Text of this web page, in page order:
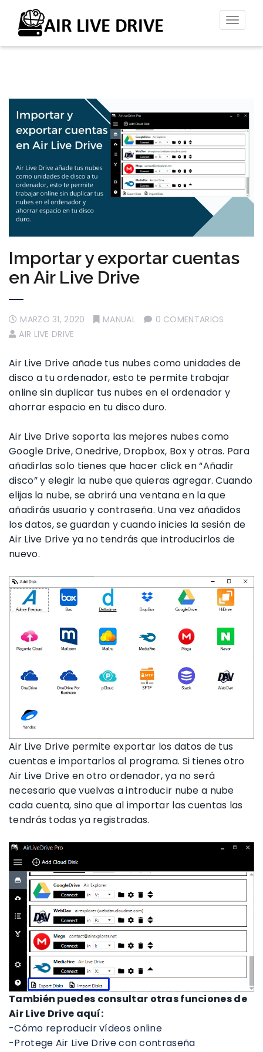
Importar y exportar cuentas
en Air Live Drive
MARZO 31, 2020 MANUAL
0 COMENTARIOS
AIR LIVE DRIVE
Air Live Drive añade tus nubes como unidades de
disco a tu ordenador, esto te permite trabajar
online sin duplicar tus nubes en el ordenador y
ahorrar espacio en tu disco duro.
Air Live Drive soporta las mejores nubes como
Google Drive, Onedrive, Dropbox, Box y otras. Para
añadirlas solo tienes que hacer click en “Añadir
disco” y elegir la nube que quieras agregar. Cuando
elijas la nube, se abrirá una ventana en la que
añadirás usuario y contraseña. Una vez añadidos
los datos, se guardan y cuando inicies la sesión de
Air Live Drive ya no tendrás que introducirlos de
nuevo.
Air Live Drive permite exportar los datos de tus
cuentas e importarlos al programa. Si tienes otro
Air Live Drive en otro ordenador, ya no será
necesario que vuelvas a introducir nube a nube
cada cuenta, sino que al importar las cuentas las
tendrás todas ya registradas.
También puedes consultar otras funciones de
Air Live Drive aquí:
-Cómo reproducir vídeos online
-Protege Air Live Drive con contraseña